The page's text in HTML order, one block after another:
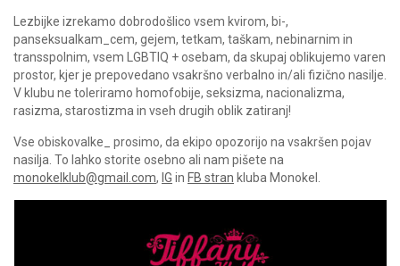
Lezbijke izrekamo dobrodošlico vsem kvirom, bi-,
panseksualkam_cem, gejem, tetkam, taškam, nebinarnim in
transspolnim, vsem LGBTIQ + osebam, da skupaj oblikujemo varen
prostor, kjer je prepovedano vsakršno verbalno in/ali fizično nasilje.
V klubu ne toleriramo homofobije, seksizma, nacionalizma,
rasizma, starostizma in vseh drugih oblik zatiranj!
Vse obiskovalke_ prosimo, da ekipo opozorijo na vsakršen pojav
nasilja. To lahko storite osebno ali nam pišete na
monokelklub@gmail.com, IG in FB stran kluba Monokel.